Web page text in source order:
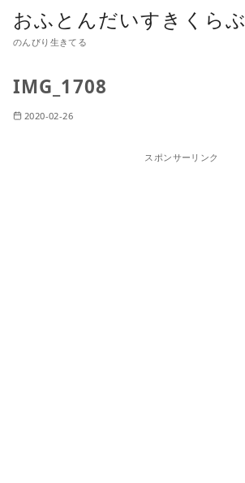
おふとんだいすきくらぶ
のんびり生きてる
IMG_1708
2020-02-26
スポンサーリンク